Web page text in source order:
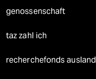
genossenschaft
taz zahl ich
recherchefonds ausland